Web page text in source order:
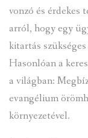
vonzó és
arról, hogy egy
kitartás
Hasonlóan a
a világban:
evangélium
környezetével.